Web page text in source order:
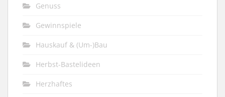
Genuss
Gewinnspiele
Hauskauf & (Um-)Bau
Herbst-Bastelideen
Herzhaftes